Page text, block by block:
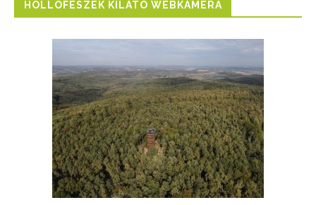
HOLLÓFÉSZEK KILÁTÓ WEBKAMERA